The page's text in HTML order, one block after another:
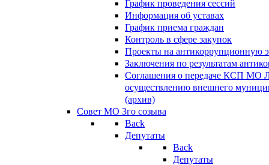
График проведения сессий
Информация об уставах
График приема граждан
Контроль в сфере закупок
Проекты на антикоррупционную
Заключения по результатам
Соглашения о передаче КСП МО
осуществлению внешнего
(архив)
Совет МО 3го созыва
Back
Депутаты
Back
Депутаты